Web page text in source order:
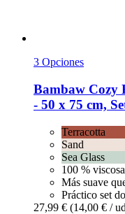
3 Opciones
Bambaw Cozy
-​ 50 x 75 cm,
Terracotta
Sand
Sea Glass
100 %
Más suave
Práctico set
27,99 € (14,00 € /